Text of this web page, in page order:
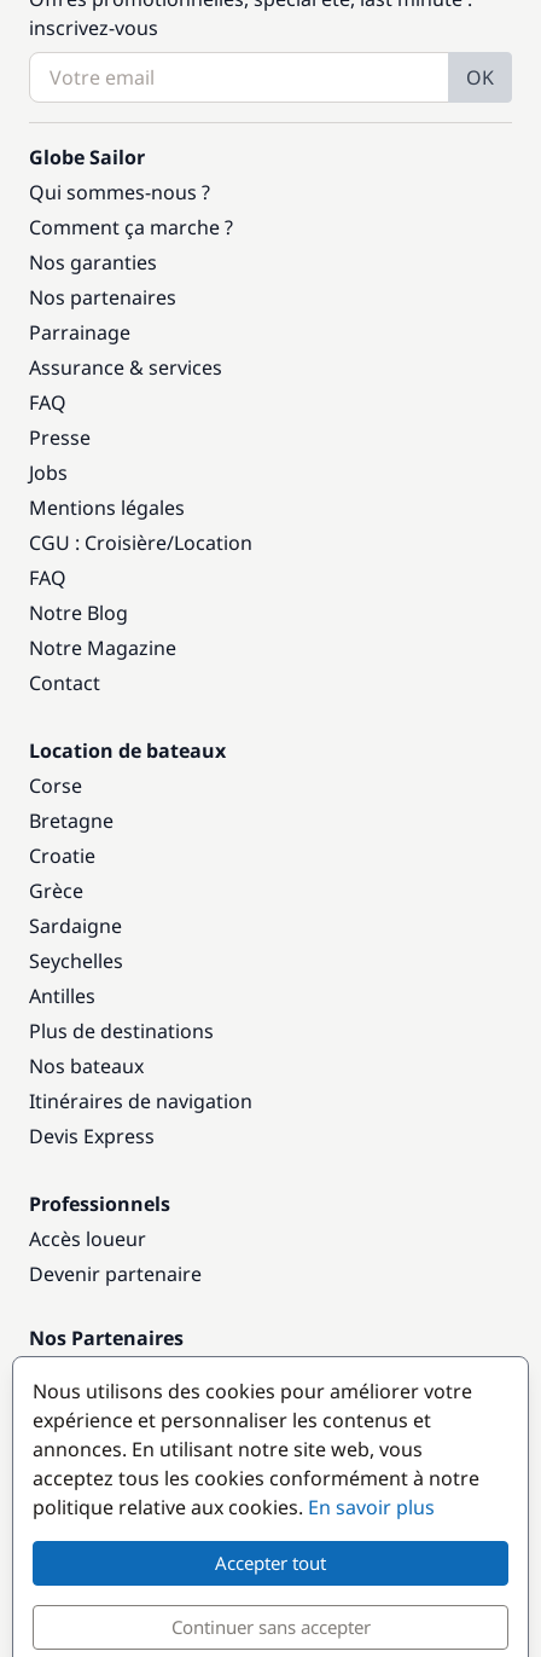
inscrivez-vous
OK
Globe Sailor
Qui sommes-nous ?
Comment ça marche ?
Nos garanties
Nos partenaires
Parrainage
Assurance & services
FAQ
Presse
Jobs
Mentions légales
CGU : Croisière/Location
FAQ
Notre Blog
Notre Magazine
Contact
Location de bateaux
Corse
Bretagne
Croatie
Grèce
Sardaigne
Seychelles
Antilles
Plus de destinations
Nos bateaux
Itinéraires de navigation
Devis Express
Professionnels
Accès loueur
Devenir partenaire
Nos Partenaires
Destinations populaires
Nous utilisons des cookies pour améliorer votre
expérience et personnaliser les contenus et
annonces. En utilisant notre site web, vous
acceptez tous les cookies conformément à notre
politique relative aux cookies. En savoir plus
Accepter tout
Continuer sans accepter